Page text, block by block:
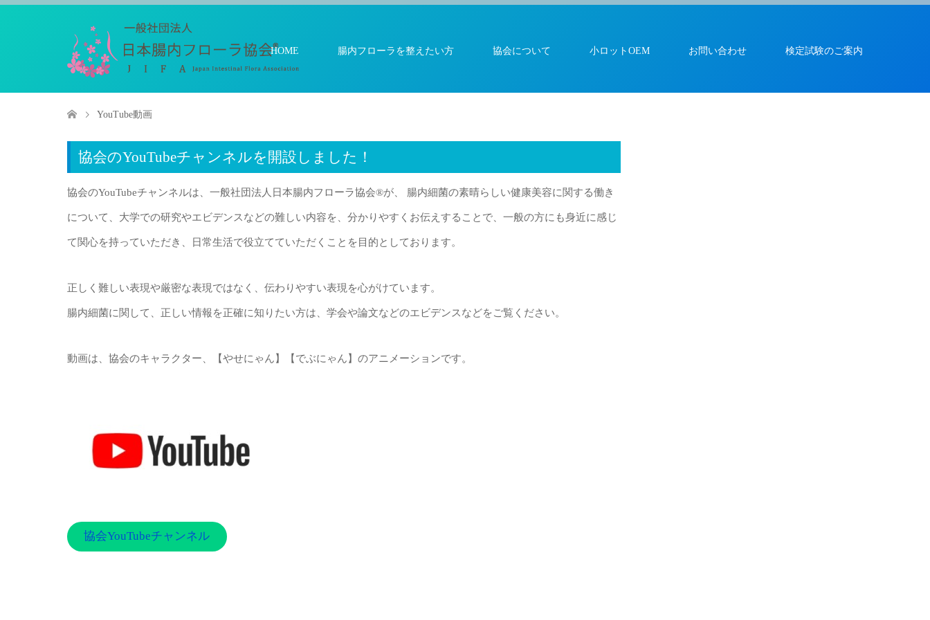
HOME 腸内フローラを整えたい方 協会について 小ロットOEM お問い合わせ 検定試験のご案内
YouTube動画
協会のYouTubeチャンネルを開設しました！
協会のYouTubeチャンネルは、一般社団法人日本腸内フローラ協会®︎が、 腸内細菌の素晴らしい健康美容に関する働き
について、大学での研究やエビデンスなどの難しい内容を、分かりやすくお伝えすることで、一般の方にも身近に感じ
て関心を持っていただき、日常生活で役立てていただくことを目的としております。
正しく難しい表現や厳密な表現ではなく、伝わりやすい表現を心がけています。
腸内細菌に関して、正しい情報を正確に知りたい方は、学会や論文などのエビデンスなどをご覧ください。
動画は、協会のキャラクター、【やせにゃん】【でぶにゃん】のアニメーションです。
協会YouTubeチャンネル